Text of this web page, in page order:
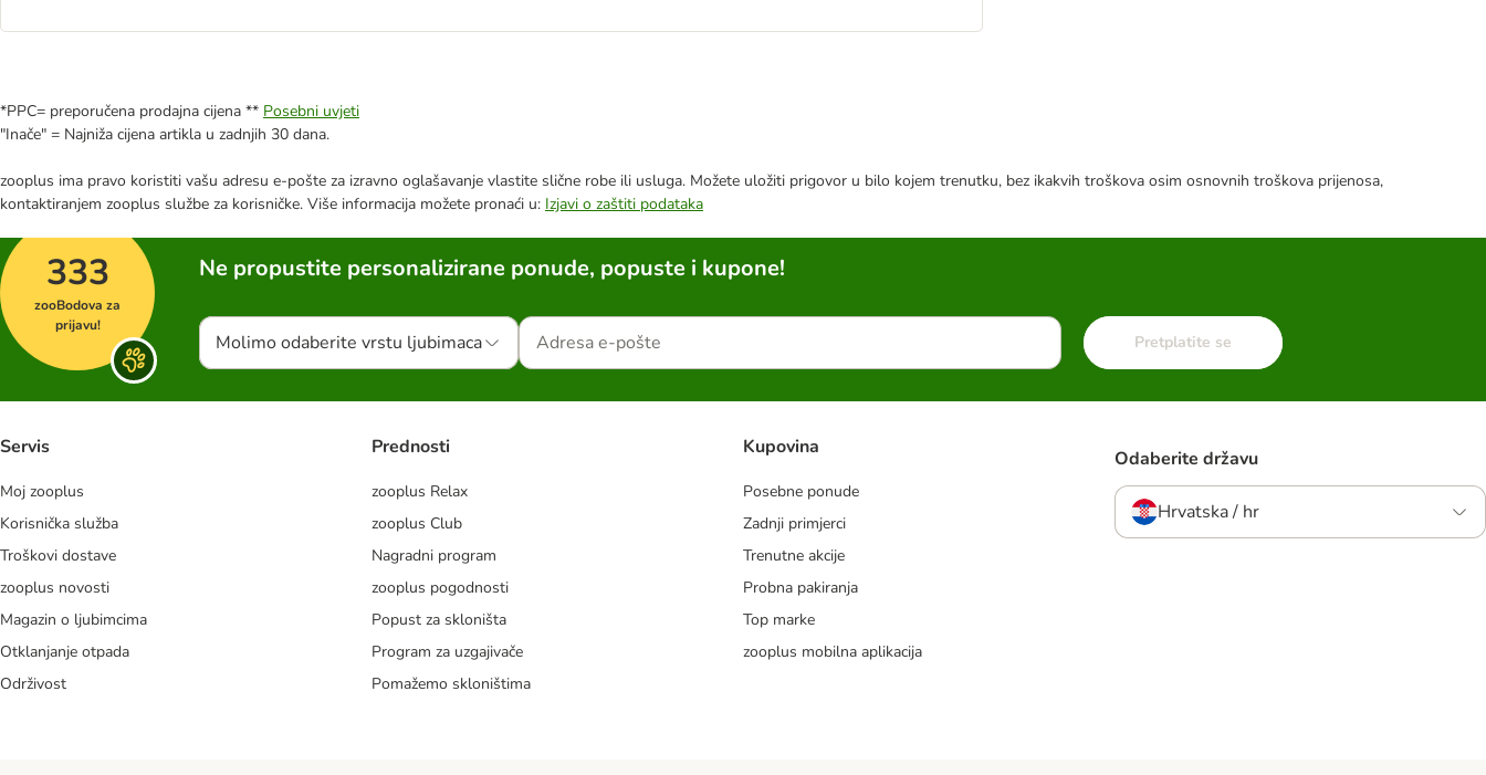
*PPC= preporučena prodajna cijena ** Posebni uvjeti
"Inače" = Najniža cijena artikla u zadnjih 30 dana.
zooplus ima pravo koristiti vašu adresu e-pošte za izravno oglašavanje vlastite slične robe ili usluga. Možete uložiti prigovor u bilo kojem trenutku, bez ikakvih troškova osim osnovnih troškova prijenosa,
kontaktiranjem zooplus službe za korisničke. Više informacija možete pronaći u: Izjavi o zaštiti podataka
333
zooBodova za
prijavu!
Ne propustite personalizirane ponude, popuste i kupone!
Molimo odaberite vrstu ljubimaca Pretplatite se
Servis
Moj zooplus
Korisnička služba
Troškovi dostave
zooplus novosti
Magazin o ljubimcima
Otklanjanje otpada
Održivost
Prednosti
zooplus Relax
zooplus Club
Nagradni program
zooplus pogodnosti
Popust za skloništa
Program za uzgajivače
Pomažemo skloništima
Kupovina
Posebne ponude
Zadnji primjerci
Trenutne akcije
Probna pakiranja
Top marke
zooplus mobilna aplikacija
Odaberite državu
Hrvatska / hr